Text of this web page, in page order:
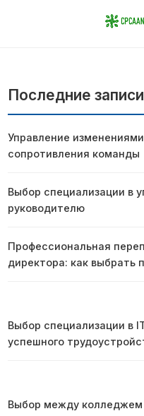
Последние записи
Управление
сопротивления команды
Выбор специализации в
руководителю
Профессиональная
директора: как выбрать
Выбор специализации в
успешного
Выбор между колледжем